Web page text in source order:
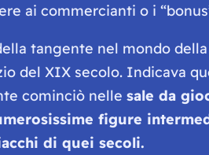
ai commercianti o i
tangente nel mondo
del XIX secolo. Indicava
cominciò nelle sale da
figure
di quei secoli.